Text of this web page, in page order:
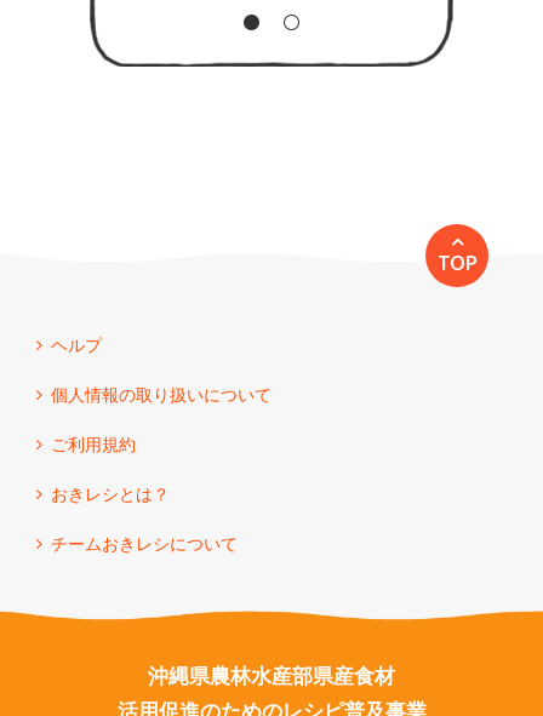
TOP
ヘルプ
個人情報の取り扱いについて
ご利用規約
おきレシとは？
チームおきレシについて
沖縄県農林水産部県産食材
活用促進のためのレシピ普及事業